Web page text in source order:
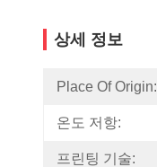
상세 정보
Place Of Origin:
온도 저항:
프린팅 기술: